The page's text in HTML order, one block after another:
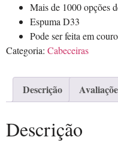
Mais de 1000 opções
Espuma D33
Pode ser feita em
Categoria: Cabeceiras
Descrição
Descrição